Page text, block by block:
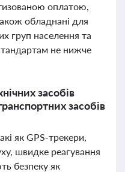
оплатою,
обладнані для
груп населення та
не нижче
засобів
засобів
як GPS-трекери,
швидке реагування
безпеку як